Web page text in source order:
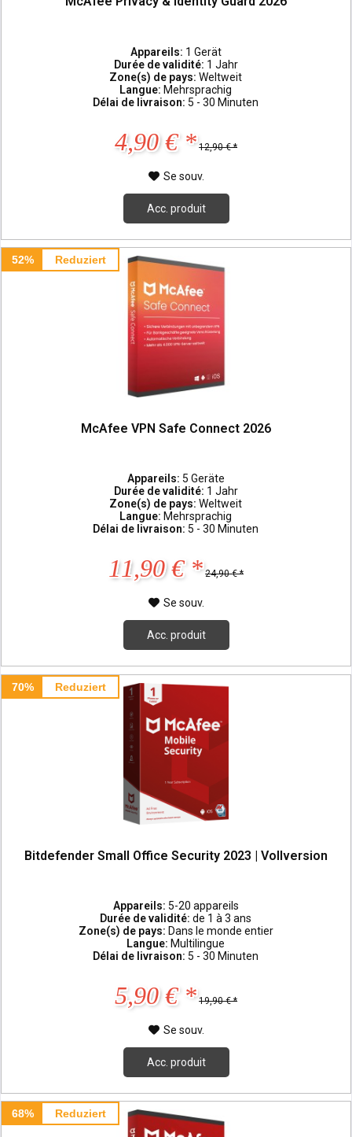
Appareils: 1 Gerät
Durée de validité: 1 Jahr
Zone(s) de pays:Weltweit
Langue:Mehrsprachig
Délai de livraison: 5 - 30 Minuten
4,90 € * 12,90 € *
Se souv.
Acc. produit
52% Reduziert
McAfee VPN Safe Connect 2026
Appareils: 5 Geräte
Durée de validité: 1 Jahr
Zone(s) de pays:Weltweit
Langue: Mehrsprachig
Délai de livraison: 5 - 30 Minuten
11,90 € * 24,90 € *
Se souv.
Acc. produit
70% Reduziert
Bitdefender Small Office Security 2023 | Vollversion
Appareils: 5-20 appareils
Durée de validité:de 1 à 3 ans
Zone(s) de pays: Dans le monde entier
Langue: Multilingue
Délai de livraison: 5 - 30 Minuten
5,90 € * 19,90 € *
Se souv.
Acc. produit
68% Reduziert